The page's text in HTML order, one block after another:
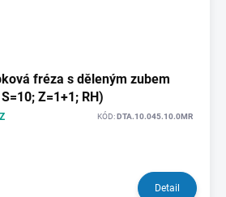
fréza s děleným zubem
Z=1+1; RH)
KÓD:DTA.10.045.10.0MR
Detail